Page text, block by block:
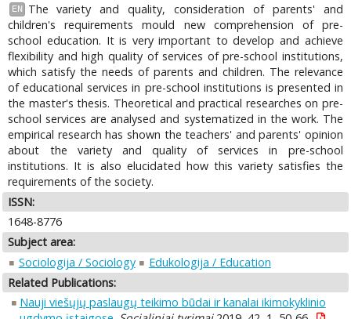
EN
The variety and quality, consideration of parents' and
children's requirements mould new comprehension of pre-
school education. It is very important to develop and achieve
flexibility and high quality of services of pre-school institutions,
which satisfy the needs of parents and children. The relevance
of educational services in pre-school institutions is presented in
the master's thesis. Theoretical and practical researches on pre-
school services are analysed and systematized in the work. The
empirical research has shown the teachers' and parents' opinion
about the variety and quality of services in pre-school
institutions. It is also elucidated how this variety satisfies the
requirements of the society.
ISSN:
1648-8776
Subject area:
Sociologija / Sociology
Edukologija / Education
Related Publications:
Nauji viešųjų paslaugų teikimo būdai ir kanalai ikimokyklinio